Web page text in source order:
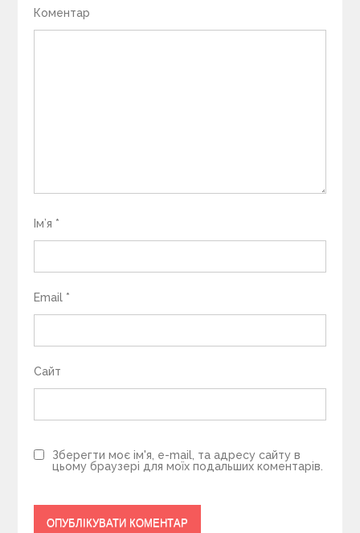
Коментар
Ім’я *
Email *
Сайт
Зберегти моє ім'я, e-mail, та адресу сайту в
цьому браузері для моїх подальших коментарів.